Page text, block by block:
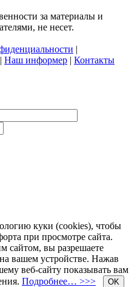
за материалы и
не несет.
|
| Наш информер | Контакты
куки (cookies), чтобы
при просмотре сайта.
сайтом, вы разрешаете
вашем устройстве. Нажав
веб-сайту показывать вам
Подробнее… >>> OK